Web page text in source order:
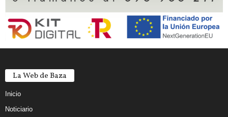
La Web de Baza
Inicio
Noticiario